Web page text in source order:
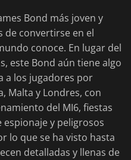
Bond más joven y
de convertirse en el
conoce. En lugar del
este Bond aún tiene algo
a los jugadores por
Malta y Londres, con
del MI6, fiestas
y peligrosos
lo que se ha visto hasta
detalladas y llenas de